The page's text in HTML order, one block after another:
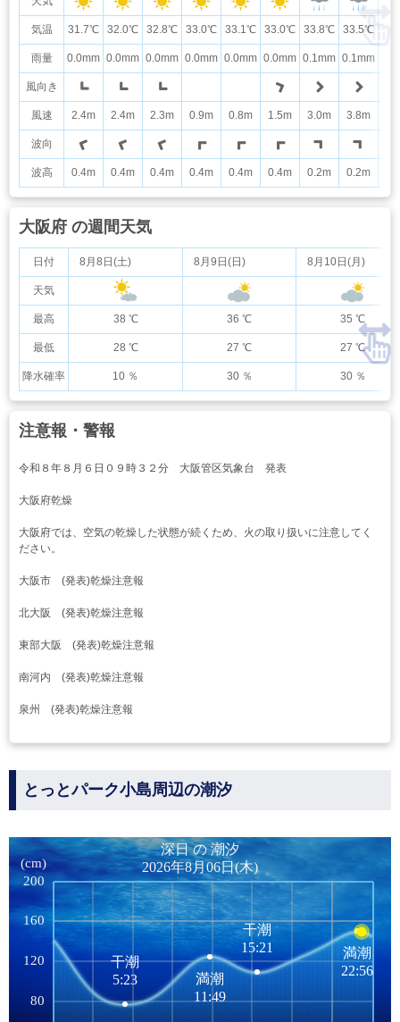
気温
雨量
風向き
風速
波向
波高
31.7℃ 32.0℃ 32.8℃ 33.0℃ 33.1℃ 33.0℃ 33.8℃ 33.5℃
0.0mm 0.0mm 0.0mm 0.0mm 0.0mm 0.0mm 0.1mm 0.1mm
2.4m 2.4m 2.3m 0.9m 0.8m 1.5m 3.0m 3.8m
0.4m 0.4m 0.4m 0.4m 0.4m 0.4m 0.2m 0.2m
大阪府 の週間天気
日付
天気
最高
最低
降水確率
8月8日(土) 8月9日(日) 8月10日(月)
38 ℃ 36 ℃ 35 ℃
28 ℃ 27 ℃ 27 ℃
10 ％ 30 ％ 30 ％
注意報・警報
令和８年８月６日０９時３２分 大阪管区気象台 発表
大阪府乾燥
大阪府では、空気の乾燥した状態が続くため、火の取り扱いに注意してく
ださい。
大阪市 (発表)乾燥注意報
北大阪 (発表)乾燥注意報
東部大阪 (発表)乾燥注意報
南河内 (発表)乾燥注意報
泉州 (発表)乾燥注意報
とっとパーク小島周辺の潮汐